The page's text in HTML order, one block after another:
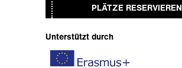
PLÄTZE RESERVIEREN
Unterstützt durch